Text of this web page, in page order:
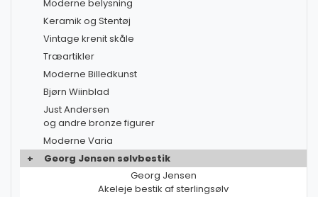
Moderne belysning
Keramik og Stentøj
Vintage krenit skåle
Træartikler
Moderne Billedkunst
Bjørn Wiinblad
Just Andersen
og andre bronze figurer
Moderne Varia
+
Georg Jensen sølvbestik
Georg Jensen
Akeleje bestik af sterlingsølv